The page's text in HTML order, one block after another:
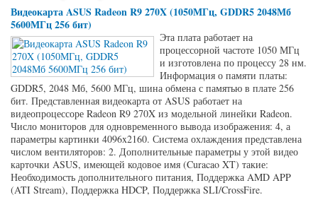
Видеокарта ASUS Radeon R9 270X (1050МГц, GDDR5 2048Мб
5600МГц 256 бит)
Эта плата работает на
процессорной частоте 1050 МГц
и изготовлена по процессу 28 нм.
Информация о памяти платы:
GDDR5, 2048 Мб, 5600 МГц, шина обмена с памятью в плате 256
бит. Представленная видеокарта от ASUS работает на
видеопроцессоре Radeon R9 270X из модельной линейки Radeon.
Число мониторов для одновременного вывода изображения: 4, а
параметры картинки 4096x2160. Система охлаждения представлена
числом вентиляторов: 2. Дополнительные параметры у этой видео
карточки ASUS, имеющей кодовое имя (Curacao XT) такие:
Необходимость дополнительного питания, Поддержка AMD APP
(ATI Stream), Поддержка HDCP, Поддержка SLI/CrossFire.